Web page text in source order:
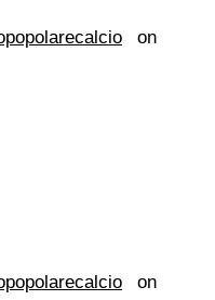
on
on